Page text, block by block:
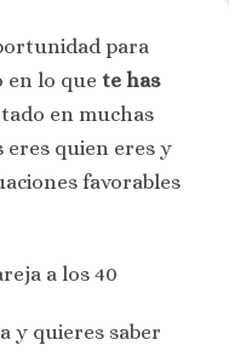
para
en lo que te has
en muchas
eres quien eres y
favorables
y quieres saber